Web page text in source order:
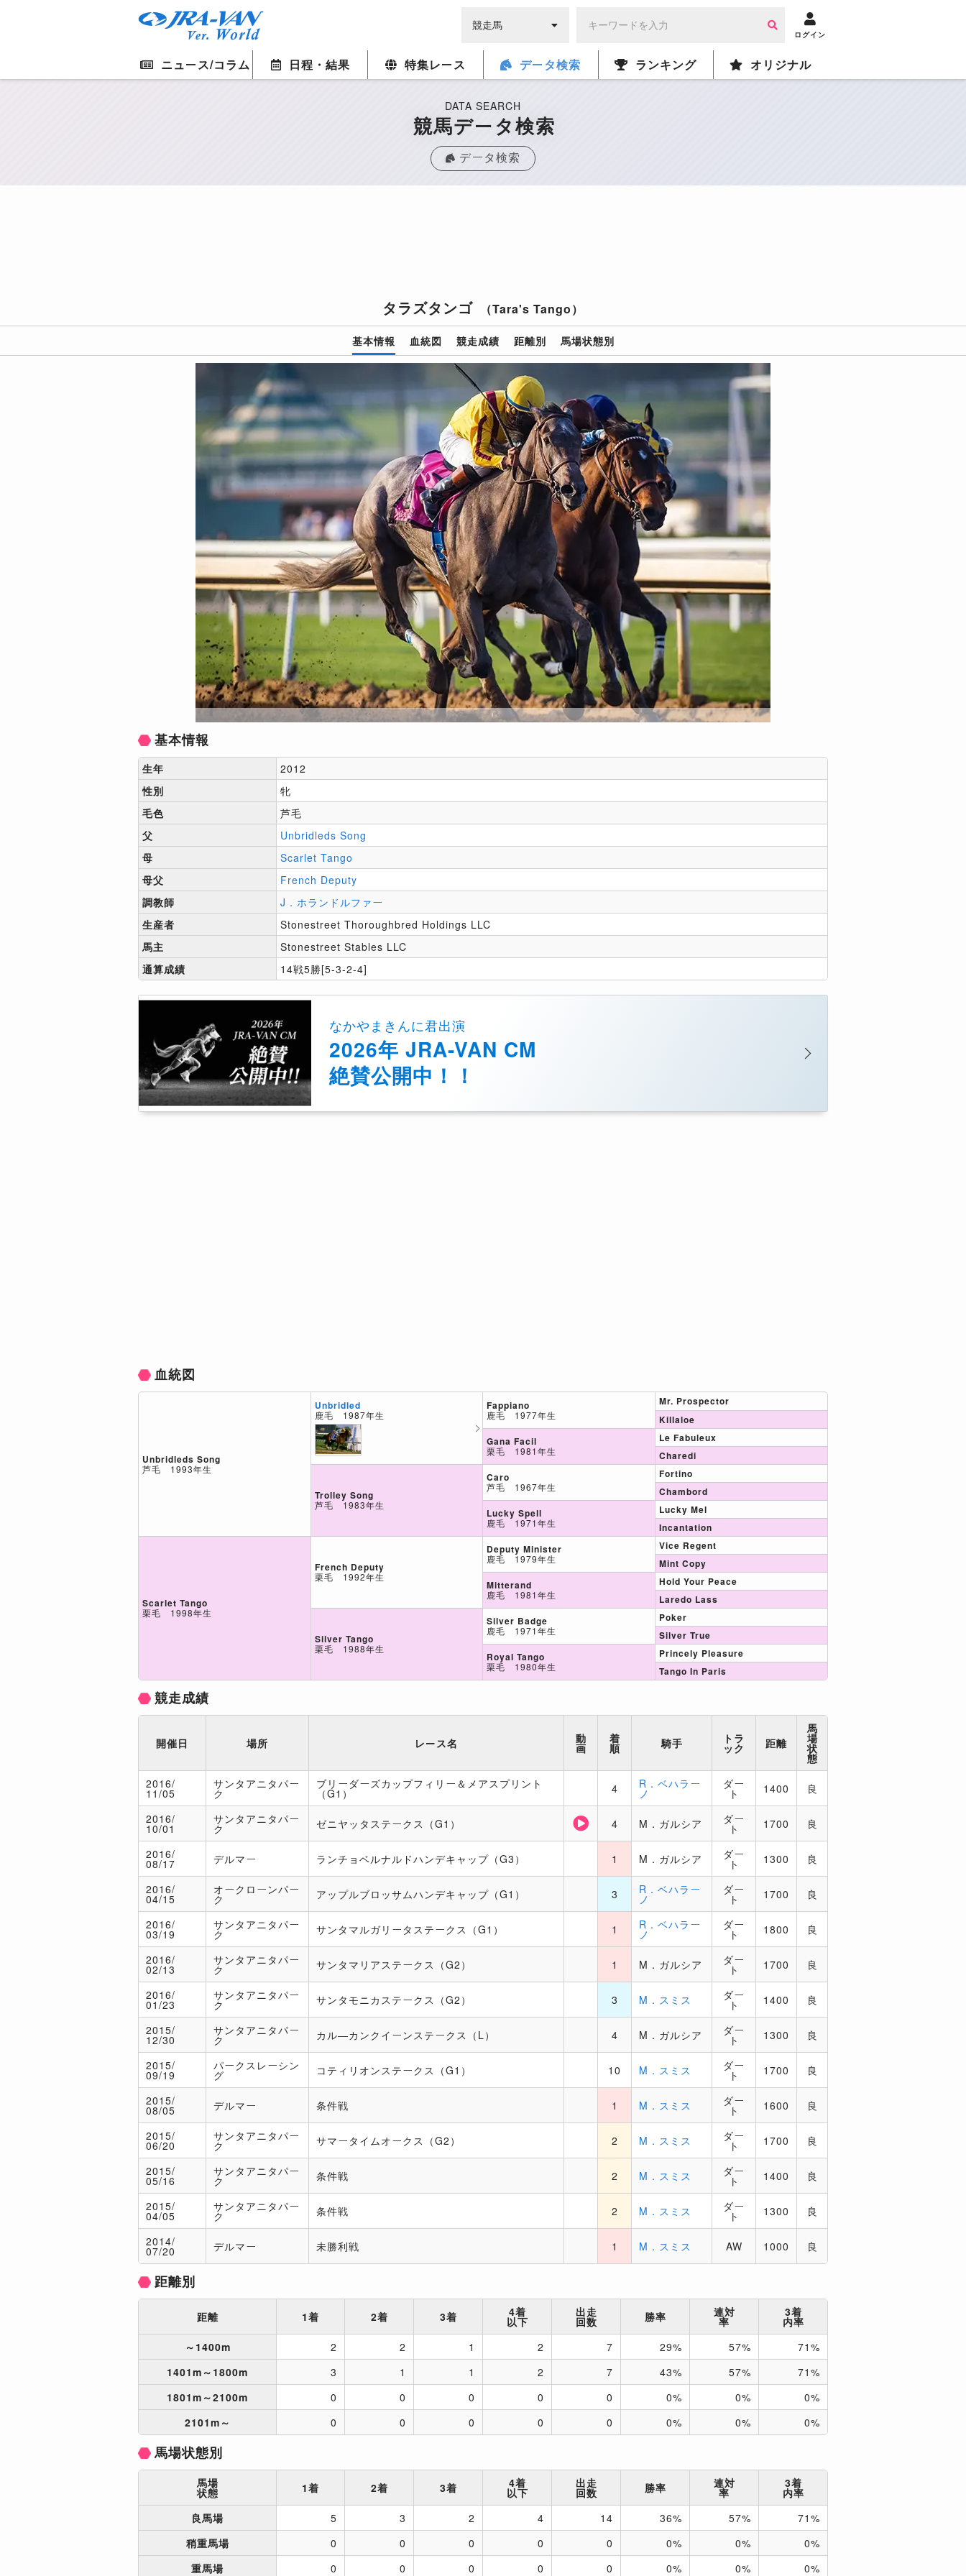
ログイン
ニュース/コラム 日程・結果 特集レース データ検索 ランキング オリジナル
DATA SEARCH
競馬データ検索
データ検索
タラズタンゴ （Tara's Tango）
基本情報 血統図 競走成績 距離別 馬場状態別
基本情報
生年
2012
性別
牝
毛色
芦毛
父
Unbridleds Song
母
Scarlet Tango
母父
French Deputy
調教師
J．ホランドルファー
生産者
Stonestreet Thoroughbred Holdings LLC
馬主
Stonestreet Stables LLC
通算成績
14戦5勝[5-3-2-4]
なかやまきんに君出演
2026年 JRA-VAN CM
絶賛公開中！！
血統図
Unbridleds Song
芦毛 1993年生
Scarlet Tango
栗毛 1998年生
Unbridled
鹿毛 1987年生
Trolley Song
芦毛 1983年生
French Deputy
栗毛 1992年生
Silver Tango
栗毛 1988年生
Fappiano
鹿毛 1977年生
Gana Facil
栗毛 1981年生
Caro
芦毛 1967年生
Lucky Spell
鹿毛 1971年生
Deputy Minister
鹿毛 1979年生
Mitterand
鹿毛 1981年生
Silver Badge
鹿毛 1971年生
Royal Tango
栗毛 1980年生
Mr. Prospector
Killaloe
Le Fabuleux
Charedi
Fortino
Chambord
Lucky Mel
Incantation
Vice Regent
Mint Copy
Hold Your Peace
Laredo Lass
Poker
Silver True
Princely Pleasure
Tango In Paris
競走成績
開催日 場所 レース名 動
画
着
順 騎手 トラ
ック 距離
馬
場
状
態
2016/
11/05
サンタアニタパー
ク
ブリーダーズカップフィリー＆メアスプリント
（G1） 4 R．ベハラー
ノ
ダー
ト 1400 良
2016/
10/01
サンタアニタパー
ク ゼニヤッタステークス（G1） 4 M．ガルシア ダー
ト 1700 良
2016/
08/17 デルマー ランチョベルナルドハンデキャップ（G3） 1 M．ガルシア ダー
ト 1300 良
2016/
04/15
オークローンパー
ク アップルブロッサムハンデキャップ（G1） 3 R．ベハラー
ノ
ダー
ト 1700 良
2016/
03/19
サンタアニタパー
ク サンタマルガリータステークス（G1） 1 R．ベハラー
ノ
ダー
ト 1800 良
2016/
02/13
サンタアニタパー
ク サンタマリアステークス（G2） 1 M．ガルシア ダー
ト 1700 良
2016/
01/23
サンタアニタパー
ク サンタモニカステークス（G2） 3 M．スミス ダー
ト 1400 良
2015/
12/30
サンタアニタパー
ク カル―カンクイーンステークス（L） 4 M．ガルシア ダー
ト 1300 良
2015/
09/19
パークスレーシン
グ コティリオンステークス（G1） 10 M．スミス ダー
ト 1700 良
2015/
08/05 デルマー 条件戦 1 M．スミス ダー
ト 1600 良
2015/
06/20
サンタアニタパー
ク サマータイムオークス（G2） 2 M．スミス ダー
ト 1700 良
2015/
05/16
サンタアニタパー
ク 条件戦 2 M．スミス ダー
ト 1400 良
2015/
04/05
サンタアニタパー
ク 条件戦 2 M．スミス ダー
ト 1300 良
2014/
07/20 デルマー 未勝利戦 1 M．スミス AW 1000 良
距離別
距離 1着 2着 3着 4着
以下
出走
回数 勝率 連対
率
3着
内率
～1400m
2 2 1 2 7 29% 57%
71%
1401m～1800m
3 1 1 2 7 43% 57%
71%
1801m～2100m
0 0 0 0 0 0% 0%
0%
2101m～
0 0 0 0 0 0% 0% 0%
馬場状態別
馬場
状態 1着 2着 3着 4着
以下
出走
回数 勝率 連対
率
3着
内率
良馬場
5 3 2 4 14 36% 57%
71%
稍重馬場
0 0 0 0 0 0% 0%
0%
重馬場
0 0 0 0 0 0% 0% 0%